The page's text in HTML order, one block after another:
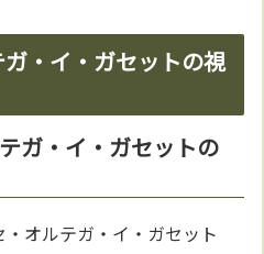
・イ・ガセットの視
ガ・イ・ガセットの
・オルテガ・イ・ガセット